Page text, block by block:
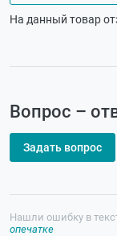
На данный товар
Вопрос –
Задать вопрос
Нашли ошибку в
опечатке